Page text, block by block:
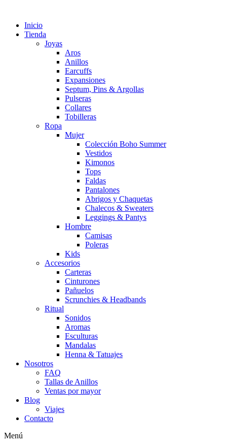
Inicio
Tienda
Joyas
Aros
Anillos
Earcuffs
Expansiones
Septum, Pins & Argollas
Pulseras
Collares
Tobilleras
Ropa
Mujer
Colección Boho Summer
Vestidos
Kimonos
Tops
Faldas
Pantalones
Abrigos y Chaquetas
Chalecos & Sweaters
Leggings & Pantys
Hombre
Camisas
Poleras
Kids
Accesorios
Carteras
Cinturones
Pañuelos
Scrunchies & Headbands
Ritual
Sonidos
Aromas
Esculturas
Mandalas
Henna & Tatuajes
Nosotros
FAQ
Tallas de Anillos
Ventas por mayor
Blog
Viajes
Contacto
Menú